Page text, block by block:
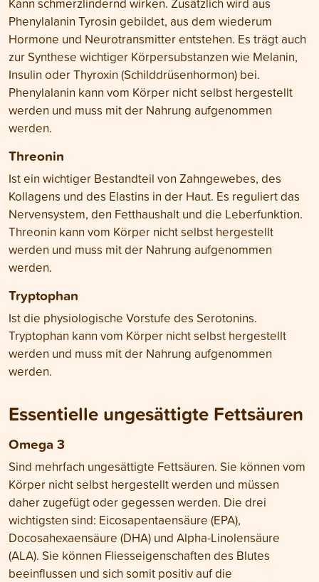
Phenylalanin Tyrosin gebildet, aus dem wiederum
Hormone und Neurotransmitter entstehen. Es trägt auch
zur Synthese wichtiger Körpersubstanzen wie Melanin,
Insulin oder Thyroxin (Schilddrüsenhormon) bei.
Phenylalanin kann vom Körper nicht selbst hergestellt
werden und muss mit der Nahrung aufgenommen
werden.
Threonin
Ist ein wichtiger Bestandteil von Zahngewebes, des
Kollagens und des Elastins in der Haut. Es reguliert das
Nervensystem, den Fetthaushalt und die Leberfunktion.
Threonin kann vom Körper nicht selbst hergestellt
werden und muss mit der Nahrung aufgenommen
werden.
Tryptophan
Ist die physiologische Vorstufe des Serotonins.
Tryptophan kann vom Körper nicht selbst hergestellt
werden und muss mit der Nahrung aufgenommen
werden.
Essentielle ungesättigte Fettsäuren
Omega 3
Sind mehrfach ungesättigte Fettsäuren. Sie können vom
Körper nicht selbst hergestellt werden und müssen
daher zugefügt oder gegessen werden. Die drei
wichtigsten sind: Eicosapentaensäure (EPA),
Docosahexaensäure (DHA) und Alpha-Linolensäure
(ALA). Sie können Fliesseigenschaften des Blutes
beeinflussen und sich somit positiv auf die